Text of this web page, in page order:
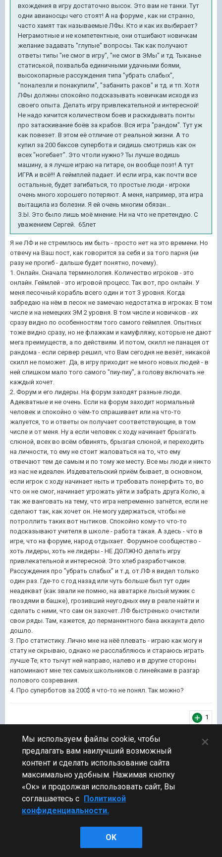
вхождения в игру достаточно высок. Это вам не танки. Тут
одни авианосцы чего стоят! А на форуме , как ни странно,
часто хамят так называемые ЛФы. Кто и как их выбирает?
Неграмотные и не компетентные, они отшибают новичкам
желание задавать "глупые" вопросы. Так как получают
ответы типы "не смог в игру", "не смог в ЭМы" и тд. Тыканье
статиськой, похвальба единичными удачными боями,
высокопарные рассуждения типа "убрать слабых",
"поналезли и понакупили", "забанить раков" и тд. и тп. Хотя
ЛФы должны спокойно подсказывать новичкам исходя из
своего опыта. Делать игру привлекательной и интересной!
Не надо кичится количеством боев и раскидывать понты
про затаскивание боёв за крабов. Вся игра "рандом". Тут уж
как повезет. В этом её отличие от реальной жизни. А то
купил за 200 баксов супербота и сидишь смотришь как он
всех "ногебает". Это чтоли нужно? Ты лучше водишь
машину, а я лучше играю на гитаре, он вообще поэт! А тут
ИГРА и всё!!! А геймплей падает. И если игра, как почти все
остальные, будет загибаться, то простые люди - игроки
очень много хорошего потеряют. А меня, например, эта игра
вытащила из болезни. Я ей очень многим обязан...
З.Ы. Это было лишь моё мнение. Ни на что не претендую. С
уважением Сергей. 65лет
Я не ЛФ и не стремлюсь им быть - просто нет на это времени. Но
отвечу на Ваш пост, как говорится за себя и за того парня (ни
разу не прогиб - дальше будет понятно, почему).
1. Онлайн. Сначала терминология. Количество игроков - это
онлайн. Геймлей - это игровой процесс. Так вот, про онлайн. У
меня песочный корабль всего один и тот 3 уровня. Когда
забредаю на нём в песок не замечаю недостатка в игроках. В том
числе и на немецких ЭМ 2 уровня. В том числе и новичков - их
сразу видно по особенностям того самого геймплея. Опытных
тоже видно сразу, но не флажкам и камуфляжу, которые не дают
мега преимуществ, а по действиям. И потом, скилл не панацея от
рандома - если сервер решил, что Вам сегодня не везёт, никакой
скилл не поможет. Да, в игру приходит не много новых людей - в
ней слишком мало того самого "пиу-пиу", а голову включать не
каждый хочет.
2. Форум и его лидеры. На форум заходят разные люди.
Адекватные и не очень. Если на форум заходит нормальный
человек и спокойно о чём-то спрашивает или на что-то
жалуется, то и ответы он получает соответствующие, в том
числе и от меня. Ну а если человек с ходу начинает брызгать
слюной, всех во всём обвинять, брызгая слюной, и переходить
на личности, то ему не стоит жаловаться на то, что ему
отвечают тем де самым и по тому же месту. Все мы люди и никто
из нас не идеален. Издевательский приём бывает, в основном,
если игрок с ходу начинает ныть и требовать понерфить то, во
что он не смог, начинает угрожать уйти и забрать друга Колю, а
так же ванговать на тему, что игра непременно загнётся, если не
сделают так, как хочет он. Не могу удержаться, чтобы не
потроллить таких вот нытиков. Спокойно кому-то что-то
подсказывают учителя в школе - работа такая. А здесь - что в
игре, что на форуме, народ отдыхает. Форумное сообщество -
хоть лидеры, хоть не лидеры - НЕ ДОЛЖНО делать игру
привлекательной и интересной. Это хлеб разработчиков.
Рассуждения про "убрать слабых" и т.д. от ЛФ я видел только
один раз. Где-то с год назад или чуть больше был тут один
неадекват (как звали не помню, на аватарке лысый мужик с
гвоздями в башке), грозивший неугодных ему в реале найти и
сделать с ними, что сам он захочет. ЛФ быстренько очистили
свои ряды. Там, кажется, до перманентного бана аккаунта дело
дошло.
3. Про статистику. Лично мне на нёё плевать - играю как могу и
стату не скрываю, однако не расслабляюсь и стараюсь играть
лучше Те, кто тычут ней направо, налево и в другие стороны
напоминают мне тех самых школьников с линейками в разгар
полового созревания.
4. Про суперботов за 200$ я что-то не понял. Так можно?
1
64
[ZMK]
VoodSpeak
166 публикаций
21 256 боёв
Опубликовано:9 июл 2017, 22:18:51
В 09.07.2017 в 21:55:25 пользователь
Мы используем файлы cookie, чтобы
предлагать вам наилучший возможный
контент и сделать использование сайта
максимально удобным. Нажимая кнопку
«Ок» и продолжая использовать сайт, Вы
соглашаетесь с Политикой
конфиденциальности.
OK
×